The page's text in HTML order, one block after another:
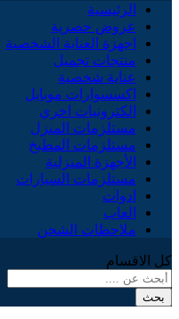
الرئيسية
عروض حصرية
اجهزة العناية الشخصية
منتجات تجميل
عناية شخصية
اكسسوارات موبايل
الكترونيات اخري
مستلزمات المنزل
مستلزمات المطبخ
الأجهزة المنزلية
مستلزمات السيارات
ادوات
العاب
ملاحظات الشحن
كل الاقسام
بحث